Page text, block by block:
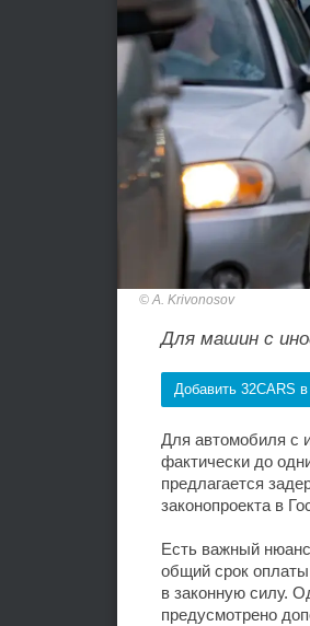
A. Krivonosov
Для машин с
Добавить 32CARS
Для автомобиля с
фактически до
предлагается
законопроекта в
Есть важный
общий срок
в законную силу.
предусмотрено